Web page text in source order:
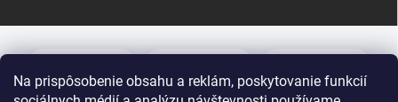
Na prispôsobenie obsahu a reklám, poskytovanie funkcií